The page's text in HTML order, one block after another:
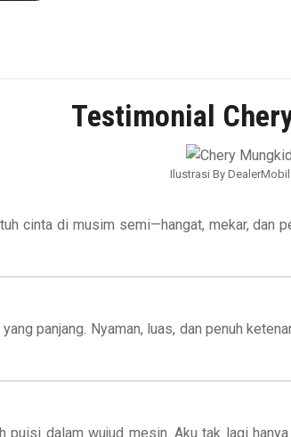
Testimonial
Ilustrasi By
cinta di musim semi—hangat, mekar, dan
panjang. Nyaman, luas, dan penuh
puisi dalam wujud mesin. Aku tak lagi